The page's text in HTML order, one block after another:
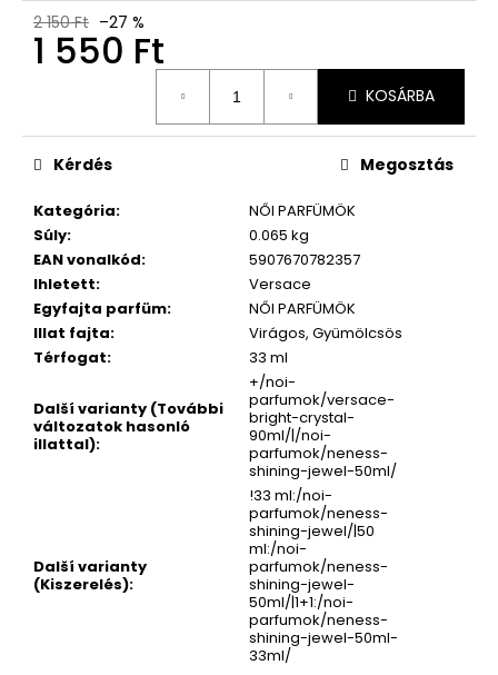
2 150 Ft –27 %
1 550 Ft
KOSÁRBA
Kategória:
NŐI PARFÜMÖK
Súly:
0.065 kg
EAN vonalkód:
5907670782357
Ihletett:
Versace
Egyfajta parfüm:
NŐI PARFÜMÖK
Illat fajta:
Virágos, Gyümölcsös
Térfogat: 33 ml
Další varianty (További
változatok hasonló
illattal):
+/noi-
parfumok/versace-
bright-crystal-
90ml/|/noi-
parfumok/neness-
shining-jewel-50ml/
Další varianty
(Kiszerelés):
!33 ml:/noi-
parfumok/neness-
shining-jewel/|50
ml:/noi-
parfumok/neness-
shining-jewel-
50ml/|1+1:/noi-
parfumok/neness-
shining-jewel-50ml-
33ml/
Kérdés Megosztás